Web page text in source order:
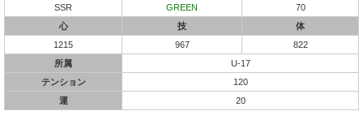
SSR
GREEN
70
心
技
体
1215
967
822
所属
U-17
テンション
120
運
20